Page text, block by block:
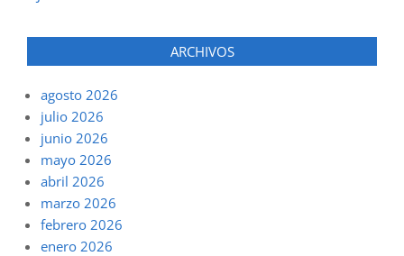
ARCHIVOS
agosto 2026
julio 2026
junio 2026
mayo 2026
abril 2026
marzo 2026
febrero 2026
enero 2026